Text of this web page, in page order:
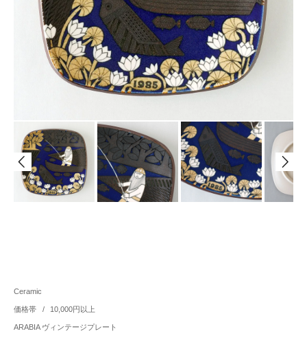
Ceramic
価格帯 / 10,000円以上
ARABIA ヴィンテージプレート